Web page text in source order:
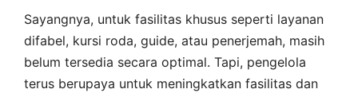
Sayangnya, untuk fasilitas khusus seperti layanan
difabel, kursi roda, guide, atau penerjemah, masih
belum tersedia secara optimal. Tapi, pengelola
terus berupaya untuk meningkatkan fasilitas dan